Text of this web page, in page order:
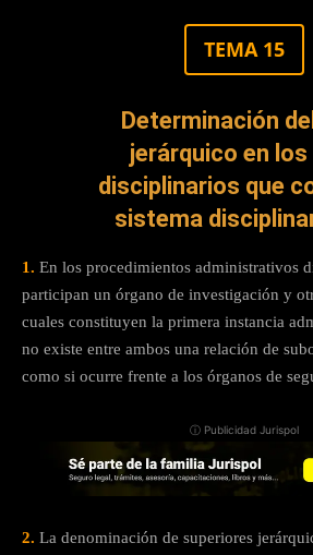
TEMA 15
Determinación
jerárquico en
disciplinarios que
sistema
1. En los procedimientos administrativos
participan un órgano de investigación y
cuales constituyen la primera instancia
no existe entre ambos una relación de
como si ocurre frente a los órganos de
ⓘ Publicidad Jurispol
2. La denominación de superiores